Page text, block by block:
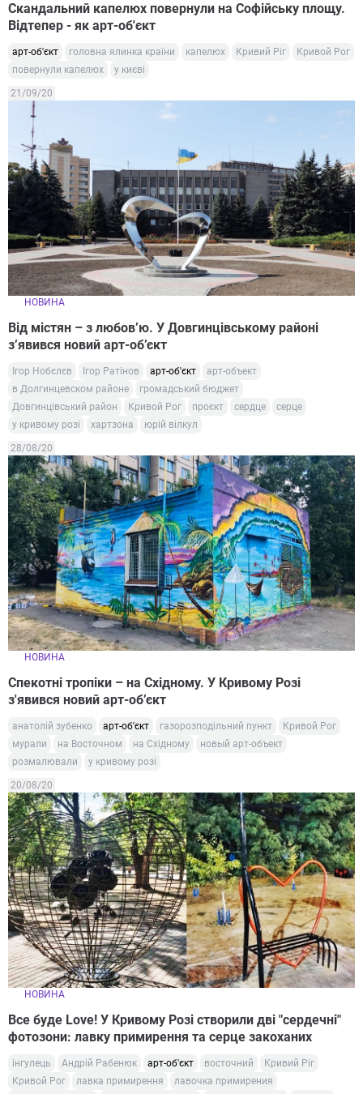
Скандальний капелюх повернули на Софійську площу.
Відтепер - як арт-об'єкт
арт-об'єкт головна ялинка країни капелюх Кривий Ріг
Кривой Рог
повернули капелюх
у києві
21/09/20
НОВИНА
Від містян – з любов’ю. У Довгинцівському районі
з’явився новий арт-об’єкт
Ігор Нобєлєв Ігор Ратінов арт-об'єкт
арт-объект
в Долгинцевском районе
громадський бюджет
Довгинцівський район
Кривой Рог проєкт сердце
серце
у кривому розі
хартзона юрій вілкул
28/08/20
НОВИНА
Спекотні тропіки – на Східному. У Кривому Розі
з'явився новий арт-об’єкт
анатолій зубенко арт-об'єкт газорозподільний пункт
Кривой Рог
мурали
на Восточном на Східному
новый арт-объект
розмалювали
у кривому розі
20/08/20
НОВИНА
Все буде Love! У Кривому Розі створили дві "сердечні"
фотозони: лавку примирення та серце закоханих
інгулець Андрій Рабенюк арт-об'єкт восточний
Кривий Ріг
Кривой Рог
лавка примирення
лавочка примирения